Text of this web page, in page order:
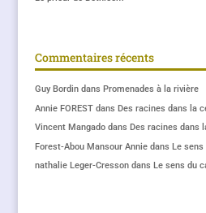
Commentaires récents
Guy Bordindans Promenades à la rivière
Annie FORESTdans Des racines dans la
Vincent Mangadodans Des racines dans
Forest-Abou Mansour Anniedans Le sens
nathalie Leger-Cressondans Le sens du